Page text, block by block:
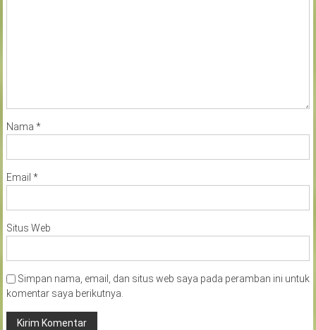
Nama *
Email *
Situs Web
Simpan nama, email, dan situs web saya pada peramban ini untuk
komentar saya berikutnya.